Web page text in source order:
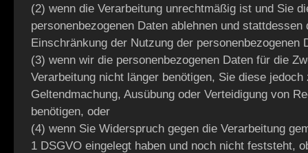
(2) wenn die Verarbeitung unrechtmäßig ist und Sie
personenbezogenen Daten ablehnen und stattdessen
Einschränkung der Nutzung der personenbezogenen
(3) wenn wir die personenbezogenen Daten für die
Verarbeitung nicht länger benötigen, Sie diese jedoch
Geltendmachung, Ausübung oder Verteidigung von
benötigen, oder
(4) wenn Sie Widerspruch gegen die Verarbeitung
1 DSGVO eingelegt haben und noch nicht feststeht,